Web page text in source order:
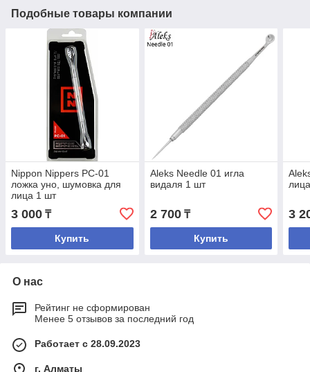
Подобные товары компании
Nippon Nippers PC-01
ложка уно, шумовка для
лица 1 шт
3 000 ₸
Купить
Aleks Needle 01 игла
видаля 1 шт
2 700₸
Купить
3
О нас
Рейтинг не сформирован
Менее 5 отзывов за последний год
Работает с 28.09.2023
г. Алматы